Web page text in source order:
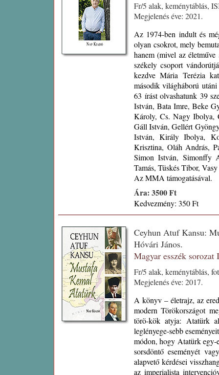
Fr/5 alak, keménytáblás,
Megjelenés éve: 2021.
Az 1974-ben indult és
olyan csokrot, mely
hanem (mivel az
székely csoport
kezdve Mária Terézia
második világháború
63 írást olvashatunk 39
István, Bata Imre, Beke
Károly, Cs. Nagy Ibolya,
Gáll István, Gellért
István, Király Ibolya,
Krisztina, Oláh András,
Simon István, Simonffy
Tamás, Tüskés Tibor,
Az MMA támogatásával.
Ára: 3500 Ft
Kedvezmény: 350 Ft
Ceyhun Atuf Kansu:
Hóvári János.
Magyar esszék sorozat
Fr/5 alak, keménytáblás,
Megjelenés éve: 2017.
A könyv – életrajz, az
modern Törökországot
törö-kök atyja: Atatürk
leglényege-sebb
módon, hogy Atatürk egy-
sorsdöntő eseményét
alapvető kérdései
az imperialista